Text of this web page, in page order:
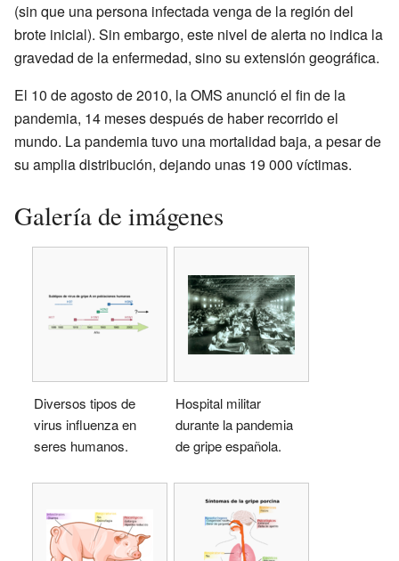
(sin que una persona infectada venga de la región del
brote inicial). Sin embargo, este nivel de alerta no indica la
gravedad de la enfermedad, sino su extensión geográfica.
El 10 de agosto de 2010, la OMS anunció el fin de la
pandemia, 14 meses después de haber recorrido el
mundo. La pandemia tuvo una mortalidad baja, a pesar de
su amplia distribución, dejando unas 19 000 víctimas.
Galería de imágenes
Diversos tipos de
virus influenza en
seres humanos.
Hospital militar
durante la pandemia
de gripe española.